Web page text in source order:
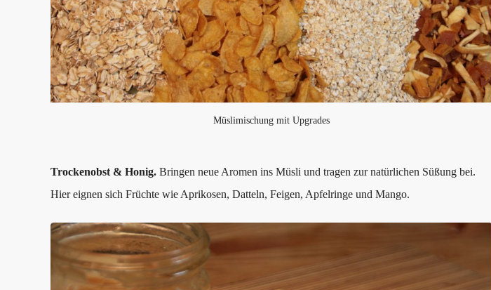
Müslimischung mit Upgrades
Trockenobst & Honig. Bringen neue Aromen ins Müsli und tragen zur natürlichen Süßung bei.
Hier eignen sich Früchte wie Aprikosen, Datteln, Feigen, Apfelringe und Mango.